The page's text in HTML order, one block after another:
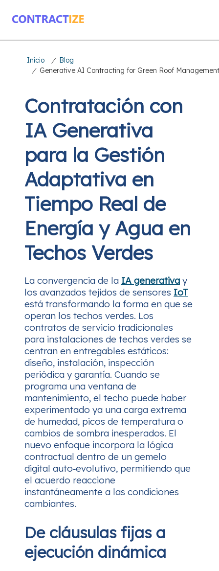
Inicio / Blog
/ Generative AI Contracting for Green Roof Management
Contratación con
IA Generativa
para la Gestión
Adaptativa en
Tiempo Real de
Energía y Agua en
Techos Verdes
La convergencia de la IA generativa y
los avanzados tejidos de sensores IoT
está transformando la forma en que se
operan los techos verdes. Los
contratos de servicio tradicionales
para instalaciones de techos verdes se
centran en entregables estáticos:
diseño, instalación, inspección
periódica y garantía. Cuando se
programa una ventana de
mantenimiento, el techo puede haber
experimentado ya una carga extrema
de humedad, picos de temperatura o
cambios de sombra inesperados. El
nuevo enfoque incorpora la lógica
contractual dentro de un gemelo
digital auto‑evolutivo, permitiendo que
el acuerdo reaccione
instantáneamente a las condiciones
cambiantes.
De cláusulas fijas a
ejecución dinámica